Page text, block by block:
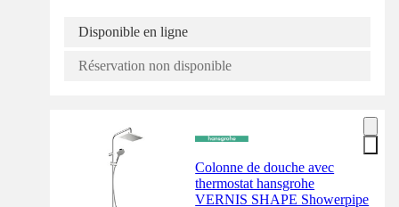
Disponible en ligne
Réservation non disponible
Colonne de douche avec
thermostat hansgrohe
VERNIS SHAPE Showerpipe